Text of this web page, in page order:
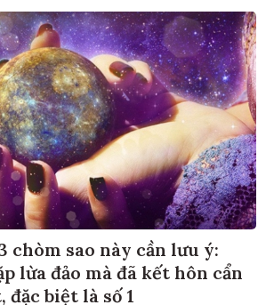
chòm sao này cần lưu ý:
lừa đảo mà đã kết hôn cẩn
biệt là số 1